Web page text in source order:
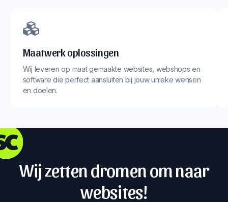
Maatwerk oplossingen
Wij leveren op maat gemaakte websites, webshops en
software die perfect aansluiten bij jouw unieke wensen
en doelen.
Wij zetten dromen om naar
websites!